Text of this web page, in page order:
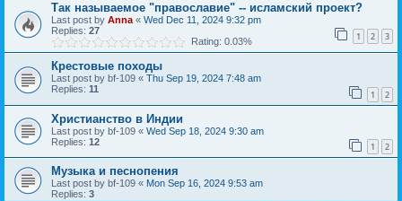
Так называемое "православие" -- исламский проект?
Last post by Anna « Wed Dec 11, 2024 9:32 pm
Replies: 27 1 2 3
Rating: 0.03%
Крестовые походы
Last post by bf-109 « Thu Sep 19, 2024 7:48 am
Replies: 11 1 2
Христианство в Индии
Last post by bf-109 « Wed Sep 18, 2024 9:30 am
Replies: 12 1 2
Музыка и песнопения
Last post by bf-109 « Mon Sep 16, 2024 9:53 am
Replies: 3